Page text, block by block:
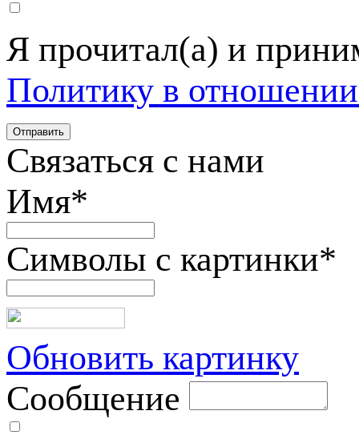
Я прочитал(а) и
Политику в
Связаться с нами
Имя*
Символы с картинки*
Обновить картинку
Сообщение